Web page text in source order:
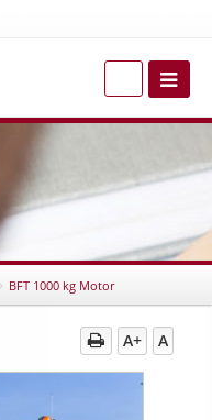
BFT 1000 kg Motor
A+ A